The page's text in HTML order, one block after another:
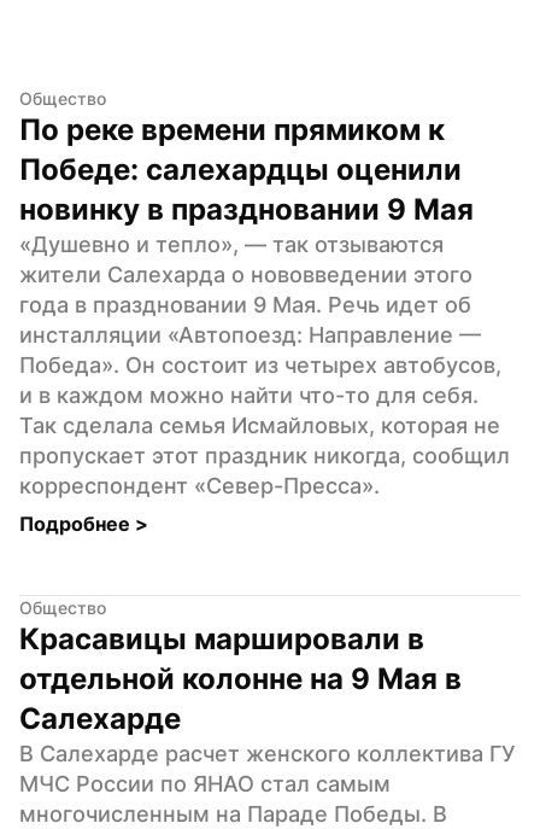
Общество
По реке времени прямиком к
Победе: салехардцы оценили
новинку в праздновании 9 Мая
«Душевно и тепло», — так отзываются
жители Салехарда о нововведении этого
года в праздновании 9 Мая. Речь идет об
инсталляции «Автопоезд: Направление —
Победа». Он состоит из четырех автобусов,
и в каждом можно найти что-то для себя.
Так сделала семья Исмайловых, которая не
пропускает этот праздник никогда, сообщил
корреспондент «Север-Пресса».
Подробнее >
Общество
Красавицы маршировали в
отдельной колонне на 9 Мая в
Салехарде
В Салехарде расчет женского коллектива ГУ
МЧС России по ЯНАО стал самым
многочисленным на Параде Победы. В